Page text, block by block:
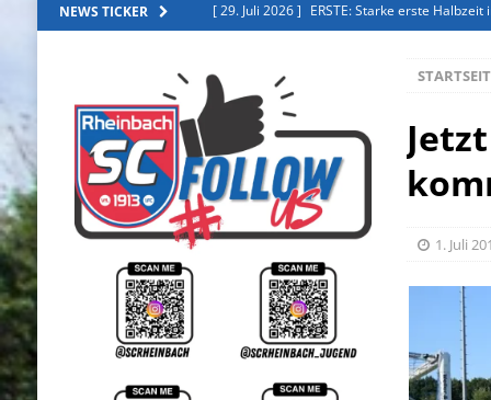
NEWS TICKER [ 27. Juli 2026 ] ERSTE: Starke erste
[ 31. Juli 2026 ]
ERSTE: Trainingslager 2026
[ 30. Juli 2026 ]
ERSTE: Aus der Zweiten in
[ 29. Juli 2026 ] ERSTE: Starke erste Halbzeit
1. Juli